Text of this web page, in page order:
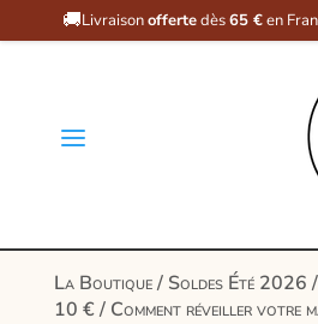
🚚Livraisonoffertedès65 €en
a
La Boutique/ Soldes Été 2026/
10 €/ Comment réveiller votre